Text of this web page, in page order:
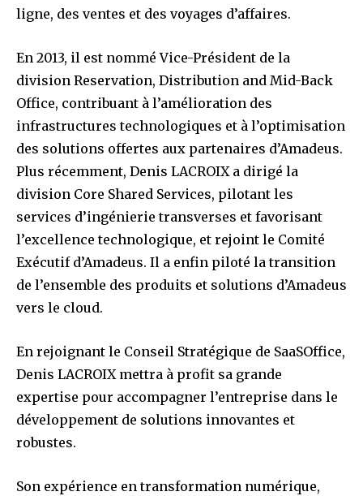
ligne, des ventes et des voyages d’affaires.
En 2013, il est nommé Vice-Président de la
division Reservation, Distribution and Mid-Back
Office, contribuant à l’amélioration des
infrastructures technologiques et à l’optimisation
des solutions offertes aux partenaires d’Amadeus.
Plus récemment, Denis LACROIX a dirigé la
division Core Shared Services, pilotant les
services d’ingénierie transverses et favorisant
l’excellence technologique, et rejoint le Comité
Exécutif d’Amadeus. Il a enfin piloté la transition
de l’ensemble des produits et solutions d’Amadeus
vers le cloud.
En rejoignant le Conseil Stratégique de SaaSOffice,
Denis LACROIX mettra à profit sa grande
expertise pour accompagner l’entreprise dans le
développement de solutions innovantes et
robustes.
Son expérience en transformation numérique,